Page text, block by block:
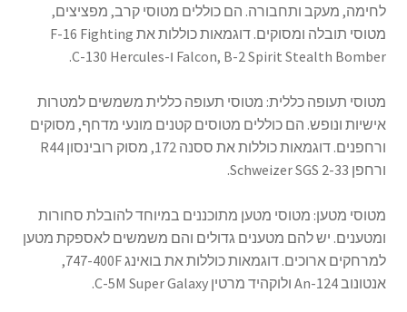
לחימה, מעקב ותחבורה. הם כוללים מטוסי קרב, מפציצים,
מטוסי תובלה ומסוקים. דוגמאות כוללות את F-16 Fighting
Falcon, B-2 Spirit Stealth Bomber ו-C-130 Hercules.
מטוסי תעופה כללית: מטוסי תעופה כללית משמשים למטרות
אישיות ונופש. הם כוללים מטוסים קטנים מונעי מדחף, מסוקים
ורחפנים. דוגמאות כוללות את ססנה 172, מסוק רובינסון R44
ורחפן Schweizer SGS 2-33.
מטוסי מטען: מטוסי מטען מתוכננים במיוחד להובלת סחורות
ומטענים. יש להם מטענים גדולים והם משמשים לאספקת מטען
למרחקים ארוכים. דוגמאות כוללות את בואינג 747-400F,
אנטונוב An-124 ולוקהיד מרטין C-5M Super Galaxy.